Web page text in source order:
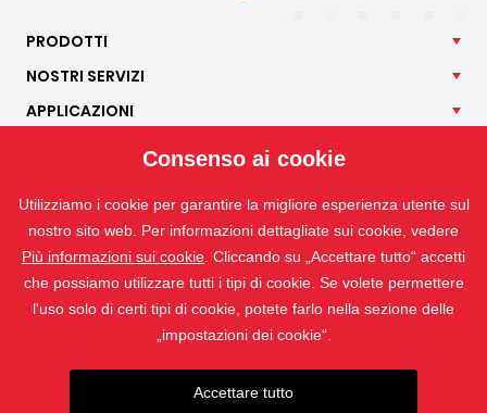
PRODOTTI
NOSTRI SERVIZI
APPLICAZIONI
Consenso ai cookie
Utilizziamo i cookie per garantire la migliore esperienza utente sul
nostro sito web. Per informazioni dettagliate sui cookie, vedere
Più informazioni sui cookie . Cliccando su „Accettare tutto“ accetti
che possiamo utilizzare tutti i tipi di cookie. Se volete permettere
l'uso solo di certi tipi di cookie, potete farlo nella sezione delle
„impostazioni dei cookie“.
Accettare tutto